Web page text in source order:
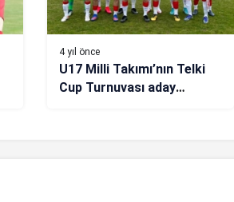
4 yıl önce
U17 Milli Takımı’nın Telki
Cup Turnuvası aday